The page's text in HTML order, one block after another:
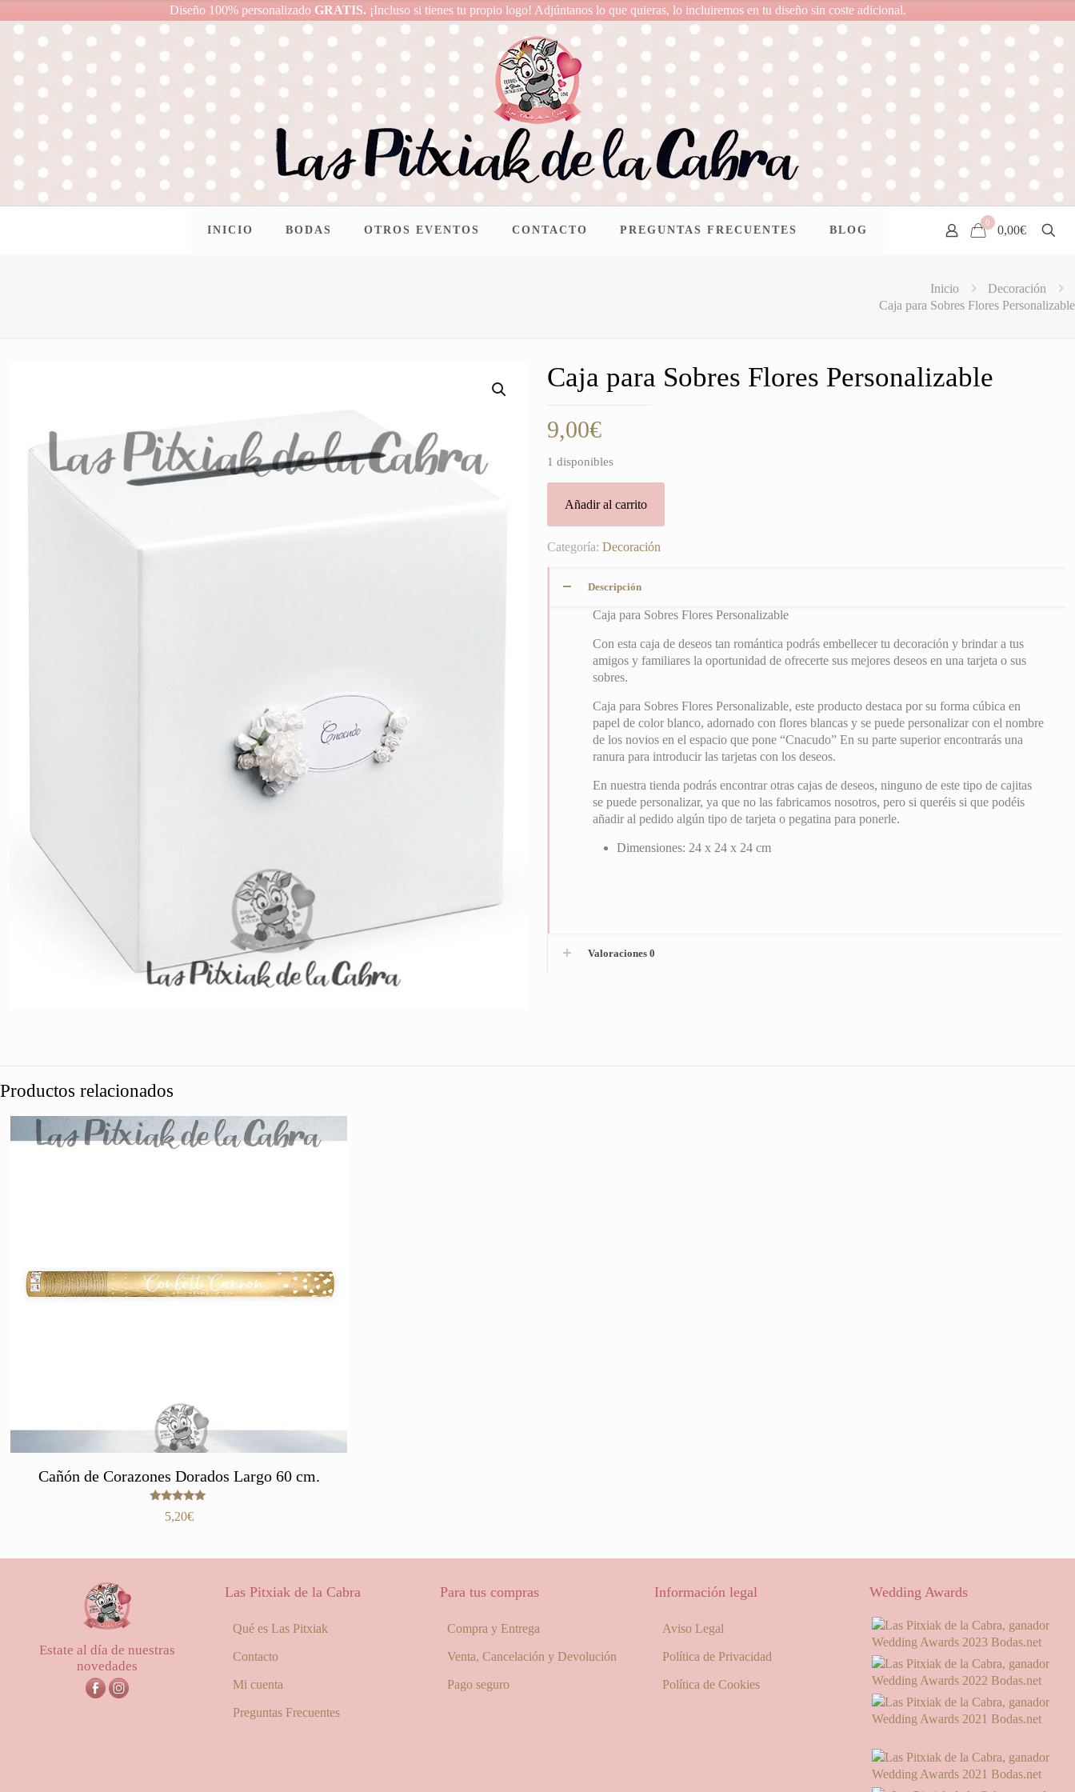
Diseño 100% personalizado GRATIS. ¡Incluso si tienes tu propio logo! Adjúntanos lo que quieras, lo incluiremos en tu diseño sin coste adicional.
INICIO BODAS OTROS EVENTOS CONTACTO PREGUNTAS FRECUENTES BLOG
0
0,00€
Inicio
Decoración
Caja para Sobres Flores Personalizable
Caja para Sobres Flores Personalizable
9,00€
1 disponibles
Añadir al carrito
Categoría: Decoración
Descripción
Caja para Sobres Flores Personalizable
Con esta caja de deseos tan romántica podrás embellecer tu decoración y brindar a tus
amigos y familiares la oportunidad de ofrecerte sus mejores deseos en una tarjeta o sus
sobres.
Caja para Sobres Flores Personalizable, este producto destaca por su forma cúbica en
papel de color blanco, adornado con flores blancas y se puede personalizar con el nombre
de los novios en el espacio que pone “Cnacudo” En su parte superior encontrarás una
ranura para introducir las tarjetas con los deseos.
En nuestra tienda podrás encontrar otras cajas de deseos, ninguno de este tipo de cajitas
se puede personalizar, ya que no las fabricamos nosotros, pero si queréis si que podéis
añadir al pedido algún tipo de tarjeta o pegatina para ponerle.
Dimensiones: 24 x 24 x 24 cm
Valoraciones 0
Productos relacionados
Cañón de Corazones Dorados Largo 60 cm.
Valorado
con
5,20€
Estate al día de nuestras
novedades
Las Pitxiak de la Cabra
Qué es Las Pitxiak
Contacto
Mi cuenta
Preguntas Frecuentes
Para tus compras
Compra y Entrega
Venta, Cancelación y Devolución
Pago seguro
Información legal
Aviso Legal
Política de Privacidad
Política de Cookies
Wedding Awards